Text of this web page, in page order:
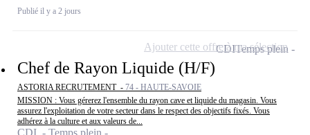
Publié il y a 2 jours
Chef de Rayon Liquide (H/F)
ASTORIA RECRUTEMENT - 74 - HAUTE-SAVOIE
MISSION : Vous gérerez l'ensemble du rayon cave et liquide du magasin. Vous
assurez l'exploitation de votre secteur dans le respect des objectifs fixés. Vous
adhérez à la culture et aux valeurs de...
CDI - Temps plein
CDITemps plein
Ajouter cette offre à ma sélection